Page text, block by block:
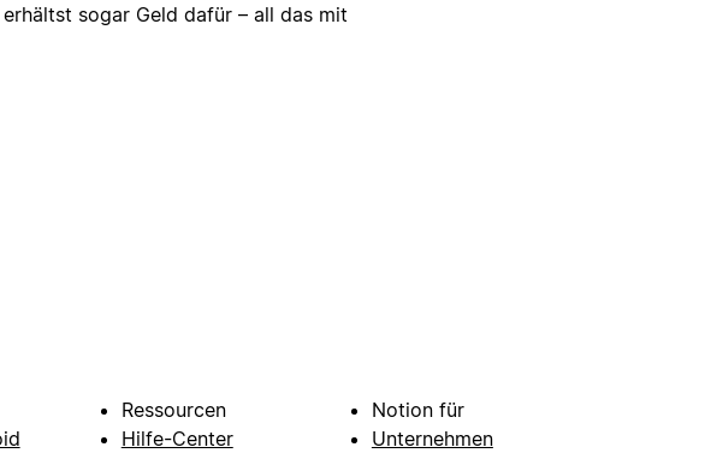
sogar Geld dafür – all das mit
Ressourcen
Hilfe-Center
Notion für
Unternehmen